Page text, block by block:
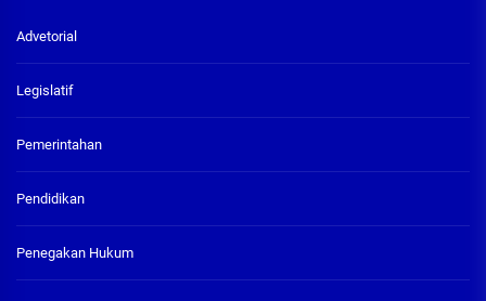
Advetorial
Legislatif
Pemerintahan
Pendidikan
Penegakan Hukum